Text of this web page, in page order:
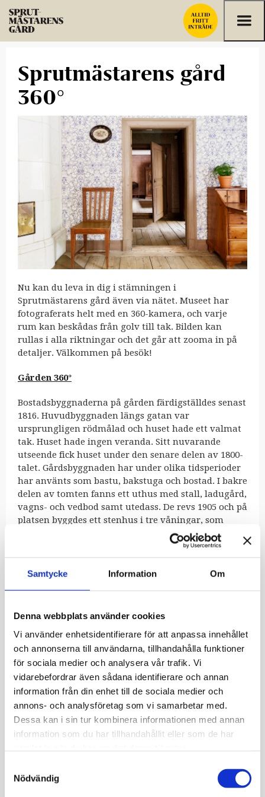
Samtycke Information Om
Denna webbplats använder cookies
Vi använder enhetsidentifierare för att anpassa innehållet
och annonserna till användarna, tillhandahålla funktioner
för sociala medier och analysera vår trafik. Vi
vidarebefordrar även sådana identifierare och annan
information från din enhet till de sociala medier och
annons- och analysföretag som vi samarbetar med.
Dessa kan i sin tur kombinera informationen med annan
information som du har tillhandahållit eller som de har
Nödvändig
Sprutmästarens gård
360°
Nu kan du leva in dig i stämningen i
Sprutmästarens gård även via nätet. Museet har
fotograferats helt med en 360-kamera, och varje
rum kan beskådas från golv till tak. Bilden kan
rullas i alla riktningar och det går att zooma in på
detaljer. Välkommen på besök!
Gården 360°
Bostadsbyggnaderna på gården färdigställdes senast
1816. Huvudbyggnaden längs gatan var
ursprungligen rödmålad och huset hade ett valmat
tak. Huset hade ingen veranda. Sitt nuvarande
utseende fick huset under den senare delen av 1800-
talet. Gårdsbyggnaden har under olika tidsperioder
har använts som bastu, bakstuga och bostad. I bakre
delen av tomten fanns ett uthus med stall, ladugård,
vagns- och vedbod samt utedass. De revs 1905 och på
platsen byggdes ett stenhus i tre våningar, som
Köket 360°
kärl finns i skåpet. Kärnan vittnar om att även
stadsborna hade kor. Köksmöblerna är gamla, i
rokoko och gustaviansk stil. På väggarna finns
stänkmålad tapet.
Kökskammaren 360°
Möblerna är från början av 1800-talet. Bakom
stolpsängens förhängen kunde man sova gott under
ett varmt brudtäcke. Linnet förvarades i kistan och
skåpet. Kökskammarens kakelugn är från den första